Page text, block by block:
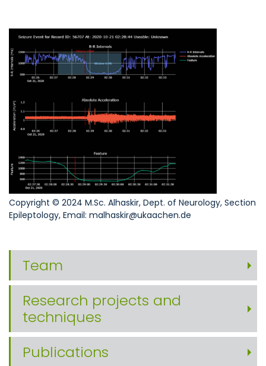
Copyright © 2024 M.Sc. Alhaskir, Dept. of Neurology, Section
Epileptology, Email: malhaskir@ukaachen.de
Team
Research projects and
techniques
Publications